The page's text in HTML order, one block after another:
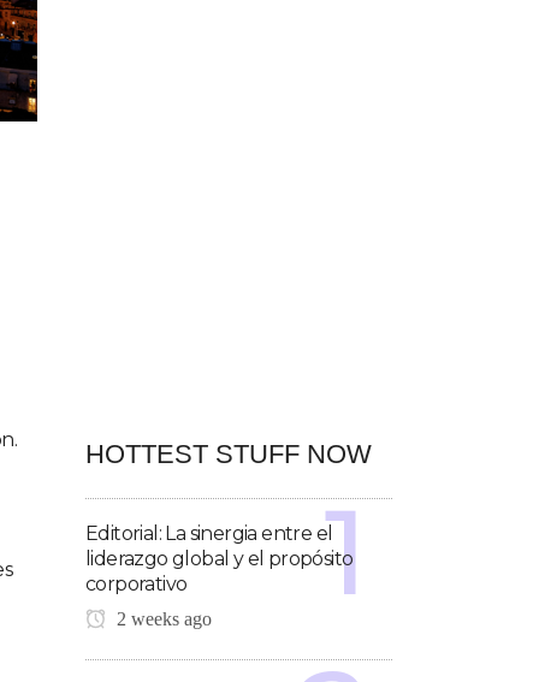
HOTTEST STUFF NOW
Editorial: La sinergia entre el
liderazgo global y el propósito
corporativo
2 weeks ago